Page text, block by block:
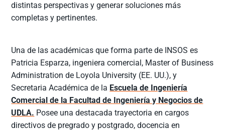
distintas perspectivas y generar soluciones más
completas y pertinentes.
Una de las académicas que forma parte de INSOS es
Patricia Esparza, ingeniera comercial, Master of Business
Administration de Loyola University (EE. UU.), y
Secretaria Académica de la Escuela de Ingeniería
Comercial de la Facultad de Ingeniería y Negocios de
UDLA. Posee una destacada trayectoria en cargos
directivos de pregrado y postgrado, docencia en